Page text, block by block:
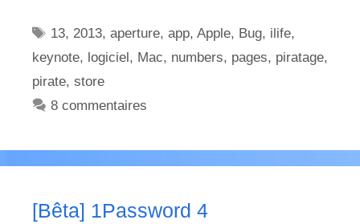
Étiquettes
13, 2013,aperture,app,Apple, Bug, ilife,
keynote, logiciel, Mac, numbers, pages, piratage,
pirate, store
8 commentaires
[Bêta] 1Password 4